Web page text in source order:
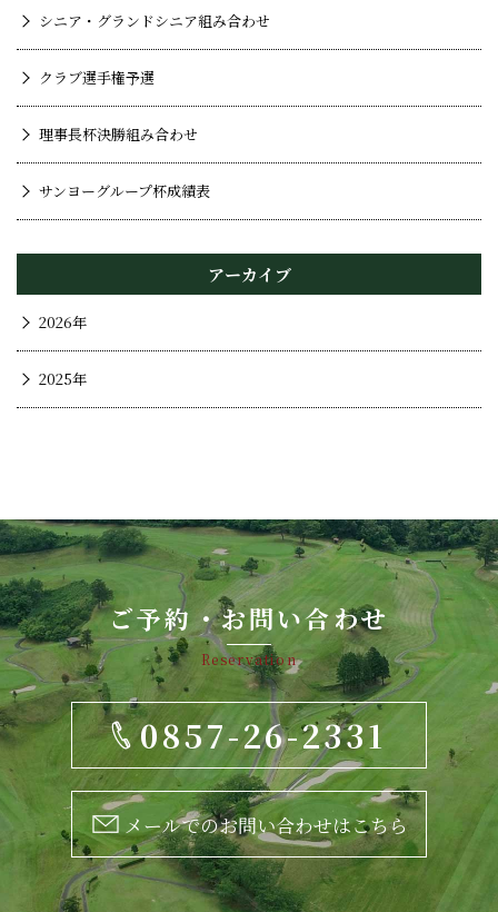
シニア・グランドシニア組み合わせ
クラブ選手権予選
理事長杯決勝組み合わせ
サンヨーグループ杯成績表
アーカイブ
2026年
2025年
ご予約・お問い合わせ
Reservation
0857-26-2331
メールでのお問い合わせはこちら